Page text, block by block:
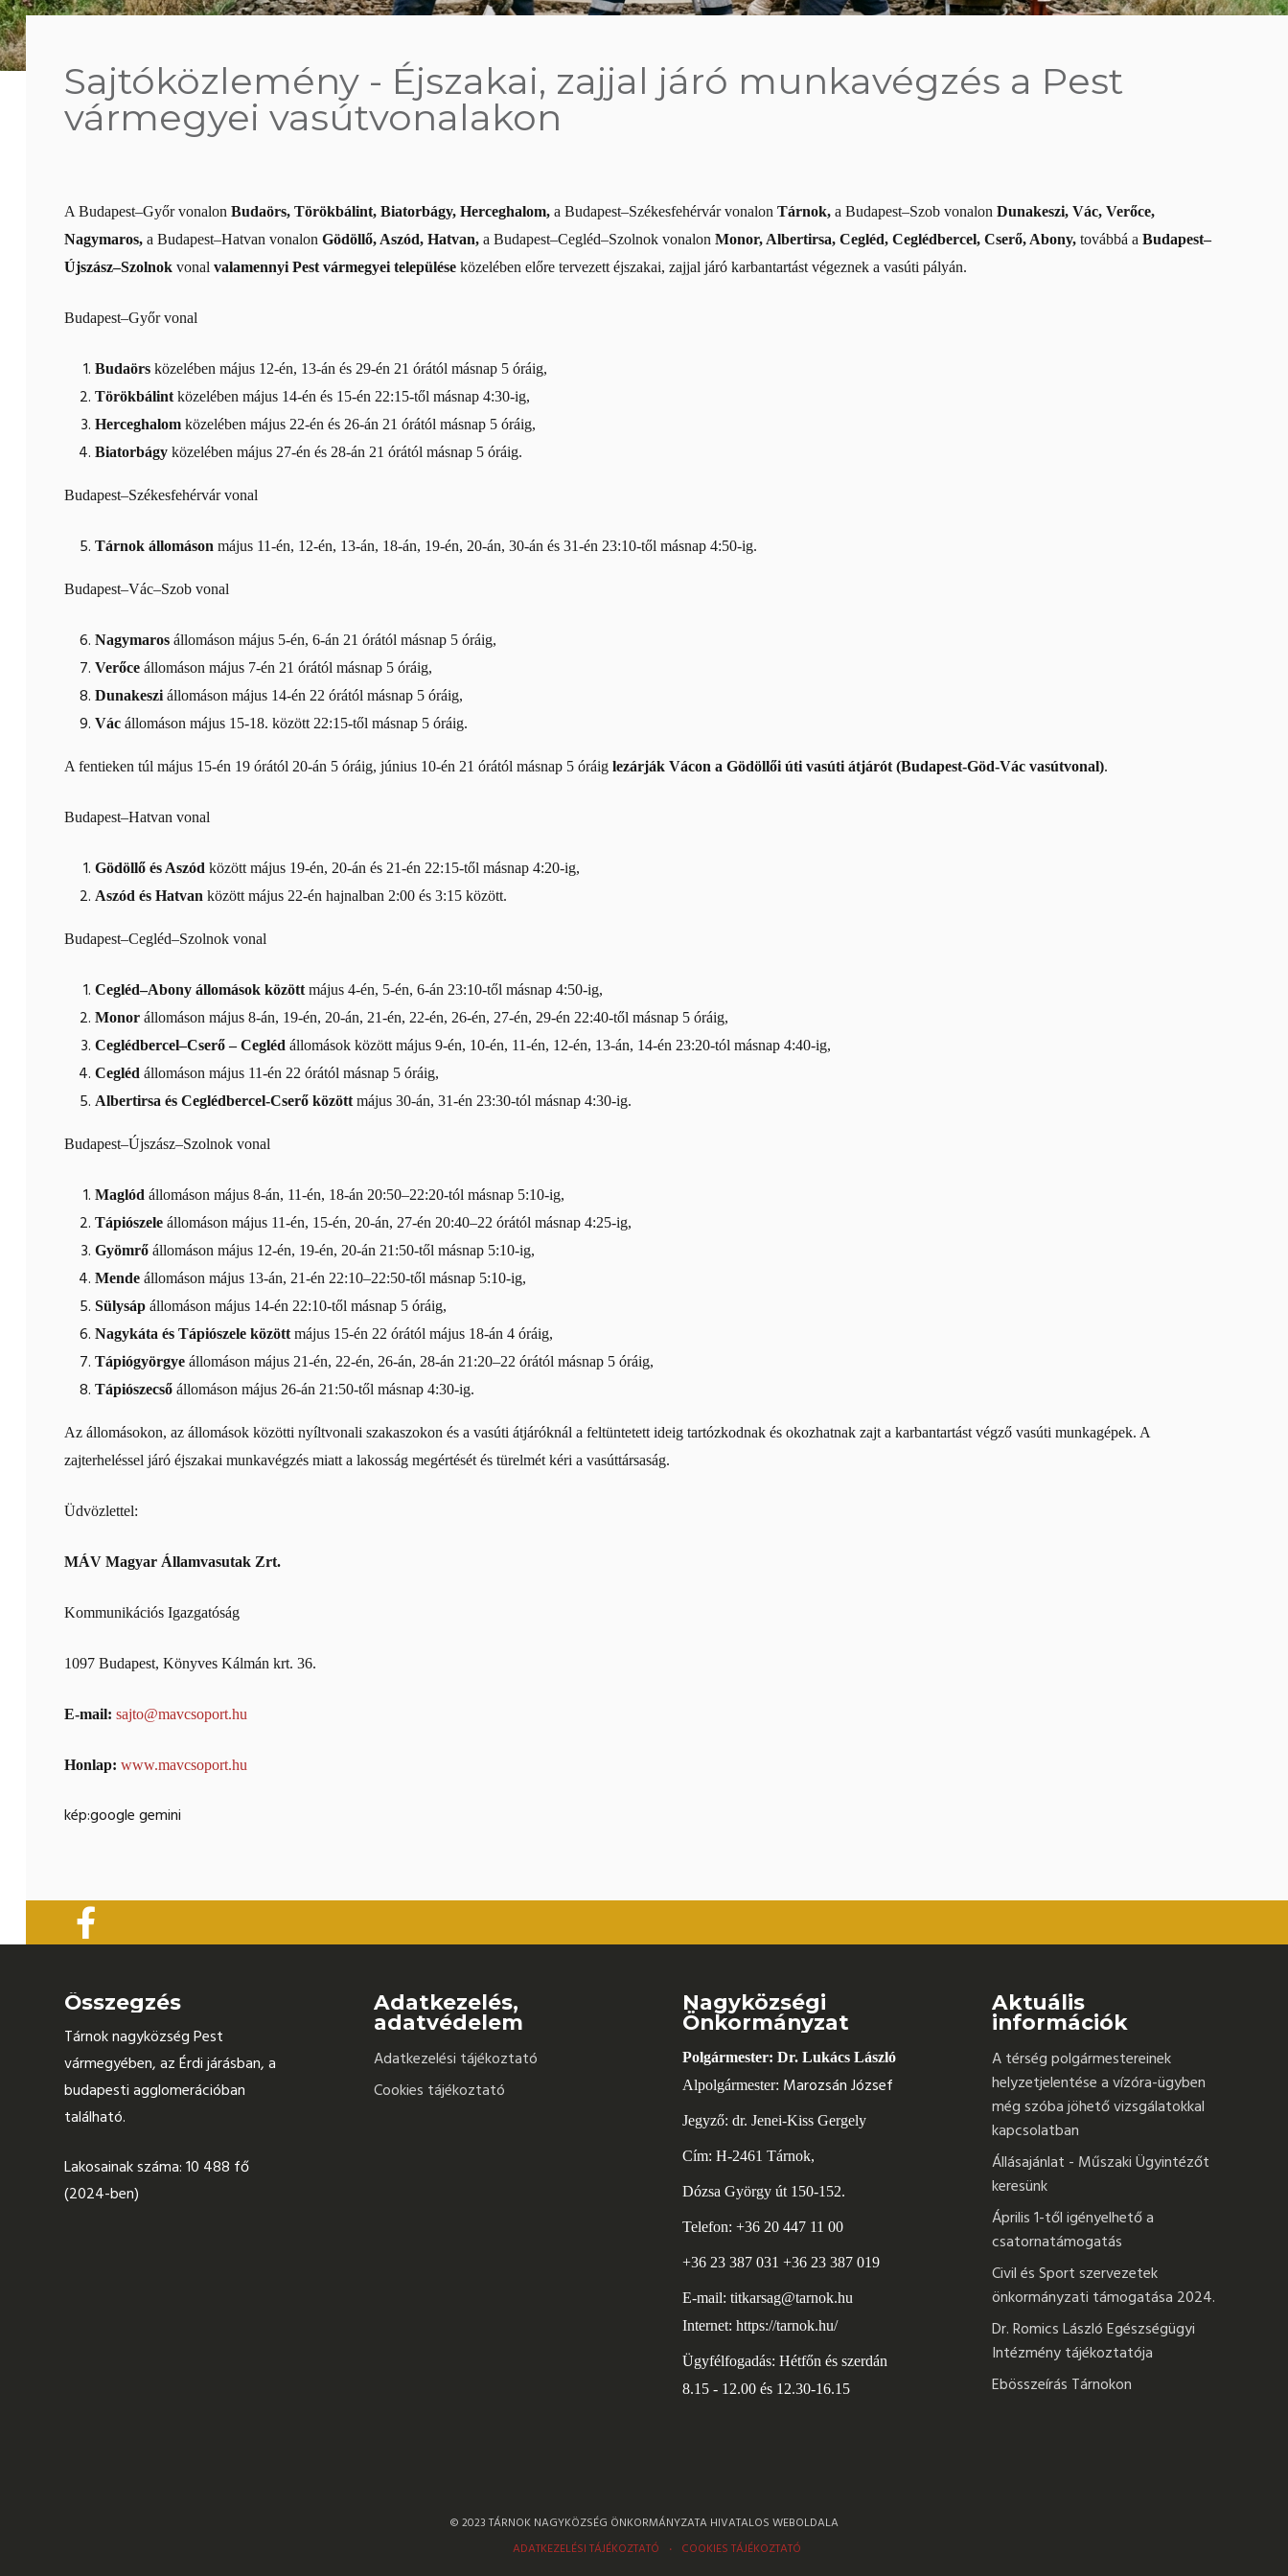
Sajtóközlemény - Éjszakai, zajjal járó munkavégzés a Pest
vármegyei vasútvonalakon
A Budapest–Győr vonalon Budaörs, Törökbálint, Biatorbágy, Herceghalom, a Budapest–Székesfehérvár vonalon Tárnok, a Budapest–Szob vonalon Dunakeszi, Vác, Verőce,
Nagymaros, a Budapest–Hatvan vonalon Gödöllő, Aszód, Hatvan, a Budapest–Cegléd–Szolnok vonalon Monor, Albertirsa, Cegléd, Ceglédbercel, Cserő, Abony, továbbá a Budapest–
Újszász–Szolnok vonal valamennyi Pest vármegyei települése közelében előre tervezett éjszakai, zajjal járó karbantartást végeznek a vasúti pályán.
Budapest–Győr vonal
Budaörs közelében május 12-én, 13-án és 29-én 21 órától másnap 5 óráig,
Törökbálint közelében május 14-én és 15-én 22:15-től másnap 4:30-ig,
Herceghalom közelében május 22-én és 26-án 21 órától másnap 5 óráig,
Biatorbágy közelében május 27-én és 28-án 21 órától másnap 5 óráig.
Budapest–Székesfehérvár vonal
Tárnok állomáson május 11-én, 12-én, 13-án, 18-án, 19-én, 20-án, 30-án és 31-én 23:10-től másnap 4:50-ig.
Budapest–Vác–Szob vonal
Nagymaros állomáson május 5-én, 6-án 21 órától másnap 5 óráig,
Verőce állomáson május 7-én 21 órától másnap 5 óráig,
Dunakeszi állomáson május 14-én 22 órától másnap 5 óráig,
Vác állomáson május 15-18. között 22:15-től másnap 5 óráig.
A fentieken túl május 15-én 19 órától 20-án 5 óráig, június 10-én 21 órától másnap 5 óráig lezárják Vácon a Gödöllői úti vasúti átjárót (Budapest-Göd-Vác vasútvonal).
Budapest–Hatvan vonal
Gödöllő és Aszód között május 19-én, 20-án és 21-én 22:15-től másnap 4:20-ig,
Aszód és Hatvan között május 22-én hajnalban 2:00 és 3:15 között.
Budapest–Cegléd–Szolnok vonal
Cegléd–Abony állomások között május 4-én, 5-én, 6-án 23:10-től másnap 4:50-ig,
Monor állomáson május 8-án, 19-én, 20-án, 21-én, 22-én, 26-én, 27-én, 29-én 22:40-től másnap 5 óráig,
Ceglédbercel–Cserő – Cegléd állomások között május 9-én, 10-én, 11-én, 12-én, 13-án, 14-én 23:20-tól másnap 4:40-ig,
Cegléd állomáson május 11-én 22 órától másnap 5 óráig,
Albertirsa és Ceglédbercel-Cserő között május 30-án, 31-én 23:30-tól másnap 4:30-ig.
Budapest–Újszász–Szolnok vonal
Maglód állomáson május 8-án, 11-én, 18-án 20:50–22:20-tól másnap 5:10-ig,
Tápiószele állomáson május 11-én, 15-én, 20-án, 27-én 20:40–22 órától másnap 4:25-ig,
Gyömrő állomáson május 12-én, 19-én, 20-án 21:50-től másnap 5:10-ig,
Mende állomáson május 13-án, 21-én 22:10–22:50-től másnap 5:10-ig,
Sülysáp állomáson május 14-én 22:10-től másnap 5 óráig,
Nagykáta és Tápiószele között május 15-én 22 órától május 18-án 4 óráig,
Tápiógyörgye állomáson május 21-én, 22-én, 26-án, 28-án 21:20–22 órától másnap 5 óráig,
Tápiószecső állomáson május 26-án 21:50-től másnap 4:30-ig.
Az állomásokon, az állomások közötti nyíltvonali szakaszokon és a vasúti átjáróknál a feltüntetett ideig tartózkodnak és okozhatnak zajt a karbantartást végző vasúti munkagépek. A
zajterheléssel járó éjszakai munkavégzés miatt a lakosság megértését és türelmét kéri a vasúttársaság.
Üdvözlettel:
MÁV Magyar Államvasutak Zrt.
Kommunikációs Igazgatóság
1097 Budapest, Könyves Kálmán krt. 36.
E-mail: sajto@mavcsoport.hu
Honlap: www.mavcsoport.hu
kép:google gemini
Összegzés
Tárnok nagyközség Pest
vármegyében, az Érdi járásban, a
budapesti agglomerációban
található.
Lakosainak száma: 10 488 fő
(2024-ben)
Adatkezelés,
adatvédelem
Adatkezelési tájékoztató
Cookies tájékoztató
Nagyközségi
Önkormányzat
Polgármester: Dr. Lukács László
Alpolgármester: Marozsán József
Jegyző: dr. Jenei-Kiss Gergely
Cím: H-2461 Tárnok,
Dózsa György út 150-152.
Telefon: +36 20 447 11 00
+36 23 387 031 +36 23 387 019
E-mail: titkarsag@tarnok.hu
Internet: https://tarnok.hu/
Ügyfélfogadás: Hétfőn és szerdán
8.15 - 12.00 és 12.30-16.15
Aktuális
információk
A térség polgármestereinek
helyzetjelentése a vízóra-ügyben
még szóba jöhető vizsgálatokkal
kapcsolatban
Állásajánlat - Műszaki Ügyintézőt
keresünk
Április 1-től igényelhető a
csatornatámogatás
Civil és Sport szervezetek
önkormányzati támogatása 2024.
Dr. Romics László Egészségügyi
Intézmény tájékoztatója
Ebösszeírás Tárnokon
© 2023 TÁRNOK NAGYKÖZSÉG ÖNKORMÁNYZATA HIVATALOS WEBOLDALA
ADATKEZELÉSI TÁJÉKOZTATÓ
COOKIES TÁJÉKOZTATÓ